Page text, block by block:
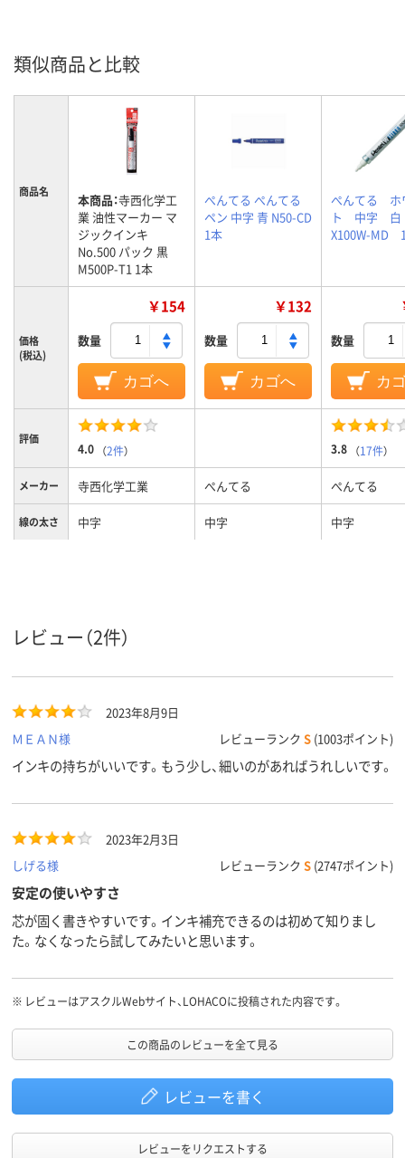
類似商品と比較
商品名 本商品：寺西化学工
業 油性マーカー マ
ジックインキ
No.500 パック 黒
M500P-T1 1本
ぺんてる ぺんてる
ペン 中字 青 N50-CD
1本
ぺんてる ホ
ト 中字
X100W-MD
価格
(税込)
￥154
数量
カゴへ
￥132
数量
カゴへ
数量
カ
評価
4.0 （2件） 3.8 （17件）
メーカー 寺西化学工業 ぺんてる ぺんてる
線の太さ 中字 中字 中字
インク種
類
油性染料インク
質量 18g
レビュー（2件）
2023年8月9日
ＭＥＡＮ様
レビューランク S (1003ポイント)
インキの持ちがいいです。もう少し、細いのがあればうれしいです。
2023年2月3日
しげる様
レビューランク S (2747ポイント)
安定の使いやすさ
芯が固く書きやすいです。インキ補充できるのは初めて知りまし
た。なくなったら試してみたいと思います。
※ レビューはアスクルWebサイト、LOHACOに投稿された内容です。
この商品のレビューを全て見る
レビューを書く
レビューをリクエストする